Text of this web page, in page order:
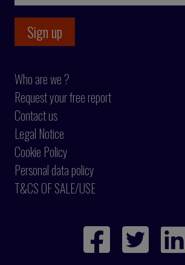
Who are we ?
Request your free report
Contact us
Legal Notice
Cookie Policy
Personal data policy
T&CS OF SALE/USE